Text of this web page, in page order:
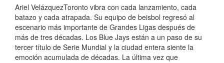
Ariel VelázquezToronto vibra con cada lanzamiento, cada
batazo y cada atrapada. Su equipo de beisbol regresó al
escenario más importante de Grandes Ligas después de
más de tres décadas. Los Blue Jays están a un paso de su
tercer título de Serie Mundial y la ciudad entera siente la
emoción acumulada de décadas. La última vez que